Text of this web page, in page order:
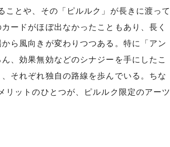
ことや、その「ピルルク」が長きに渡って
ードがほぼ出なかったこともあり、長く
ら風向きが変わりつつある。特に「アン
、効果無効などのシナジーを手にしたこ
それぞれ独自の路線を歩んでいる。ちな
ットのひとつが、ピルルク限定のアーツ